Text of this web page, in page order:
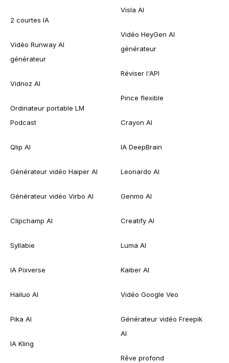
2 courtes IA
Vidéo Runway AI
générateur
Vidnoz AI
Ordinateur portable LM
Podcast
Qlip AI
Générateur vidéo Haiper AI
Générateur vidéo Virbo AI
Clipchamp AI
Syllabie
IA Pixverse
Hailuo AI
Pika AI
IA Kling
Visla AI
Vidéo HeyGen AI
générateur
Réviser l'API
Pince flexible
Crayon AI
IA DeepBrain
Leonardo AI
Genmo AI
Creatify AI
Luma AI
Kaiber AI
Vidéo Google Veo
Générateur vidéo Freepik
AI
Rêve profond